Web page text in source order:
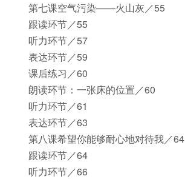
第七课空气污染——火山灰／55
跟读环节／55
听力环节／57
表达环节／59
课后练习／60
朗读环节：一张床的位置／60
听力环节／61
表达环节／63
第八课希望你能够耐心地对待我／64
跟读环节／64
听力环节／66